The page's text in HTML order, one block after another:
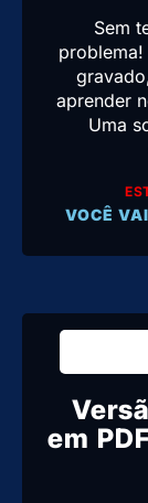
Sem
aprender
Uma
VOCÊ
em